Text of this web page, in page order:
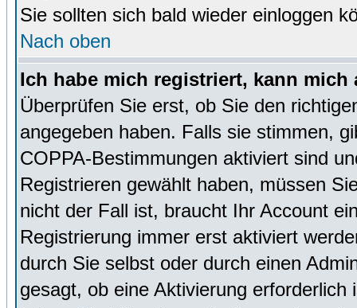
Sie sollten sich bald wieder einloggen
Nach oben
Ich habe mich registriert, kann
Überprüfen Sie erst, ob Sie den
angegeben haben. Falls sie stimmen,
COPPA-Bestimmungen aktiviert sind
Registrieren gewählt haben, müssen
nicht der Fall ist, braucht Ihr Account
Registrierung immer erst aktiviert
durch Sie selbst oder durch einen
gesagt, ob eine Aktivierung